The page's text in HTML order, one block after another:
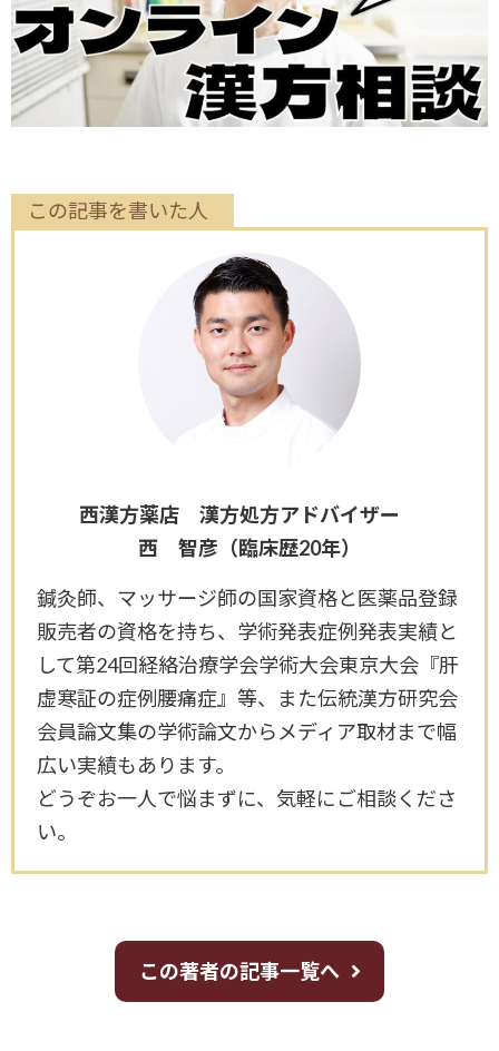
この記事を書いた人
西漢方薬店 漢方処方アドバイザー
西 智彦（臨床歴20年）
鍼灸師、マッサージ師の国家資格と医薬品登録
販売者の資格を持ち、学術発表症例発表実績と
して第24回経絡治療学会学術大会東京大会『肝
虚寒証の症例腰痛症』等、また伝統漢方研究会
会員論文集の学術論文からメディア取材まで幅
広い実績もあります。
どうぞお一人で悩まずに、気軽にご相談くださ
い。
この著者の記事一覧へ